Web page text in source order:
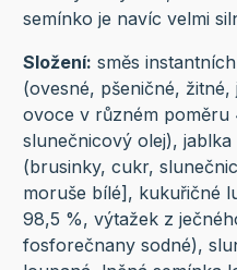
semínko je navíc velmi
Složení: směs
(ovesné, pšeničné,
ovoce v různém
slunečnicový olej),
(brusinky, cukr,
moruše bílé], kukuřičné
98,5 %, výtažek z
fosforečnany sodné),